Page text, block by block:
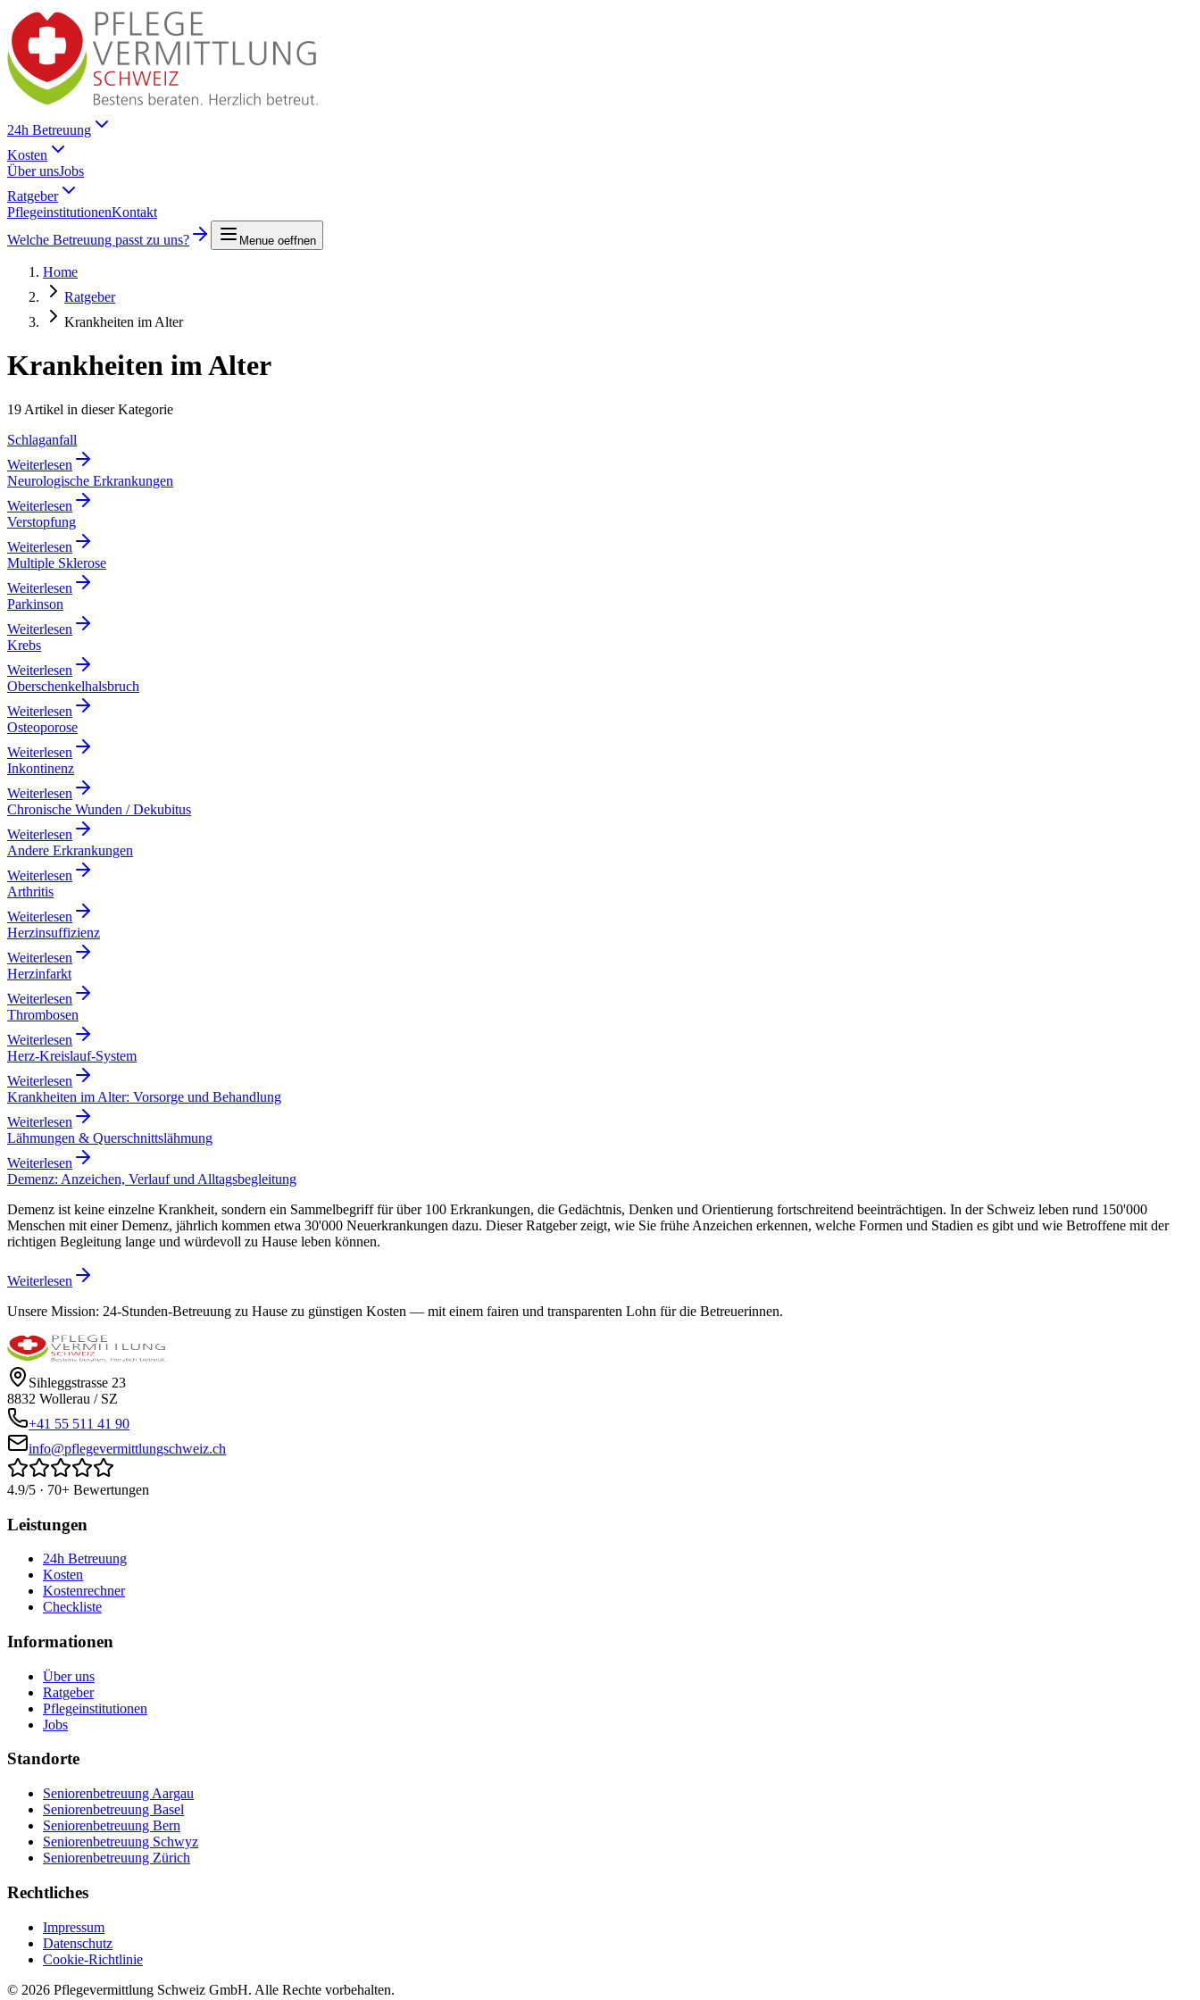
24h Betreuung
Kosten
Über unsJobs
Ratgeber
PflegeinstitutionenKontakt
Welche Betreuung passt zu uns?
Menue oeffnen
Home
Ratgeber
Krankheiten im Alter
Krankheiten im Alter
19 Artikel in dieser Kategorie
Schlaganfall
Weiterlesen
Neurologische Erkrankungen
Weiterlesen
Verstopfung
Weiterlesen
Multiple Sklerose
Weiterlesen
Parkinson
Weiterlesen
Krebs
Weiterlesen
Oberschenkelhalsbruch
Weiterlesen
Osteoporose
Weiterlesen
Inkontinenz
Weiterlesen
Chronische Wunden / Dekubitus
Weiterlesen
Andere Erkrankungen
Weiterlesen
Arthritis
Weiterlesen
Herzinsuffizienz
Weiterlesen
Herzinfarkt
Weiterlesen
Thrombosen
Weiterlesen
Herz-Kreislauf-System
Weiterlesen
Krankheiten im Alter: Vorsorge und Behandlung
Weiterlesen
Lähmungen & Querschnittslähmung
Weiterlesen
Demenz: Anzeichen, Verlauf und Alltagsbegleitung
Demenz ist keine einzelne Krankheit, sondern ein Sammelbegriff für über 100 Erkrankungen, die Gedächtnis, Denken und Orientierung fortschreitend beeinträchtigen. In der Schweiz leben rund 150'000
Menschen mit einer Demenz, jährlich kommen etwa 30'000 Neuerkrankungen dazu. Dieser Ratgeber zeigt, wie Sie frühe Anzeichen erkennen, welche Formen und Stadien es gibt und wie Betroffene mit der
richtigen Begleitung lange und würdevoll zu Hause leben können.
Weiterlesen
Unsere Mission: 24-Stunden-Betreuung zu Hause zu günstigen Kosten — mit einem fairen und transparenten Lohn für die Betreuerinnen.
Sihleggstrasse 23
8832 Wollerau / SZ
+41 55 511 41 90
info@pflegevermittlungschweiz.ch
4.9/5 · 70+ Bewertungen
Leistungen
24h Betreuung
Kosten
Kostenrechner
Checkliste
Informationen
Über uns
Ratgeber
Pflegeinstitutionen
Jobs
Standorte
Seniorenbetreuung Aargau
Seniorenbetreuung Basel
Seniorenbetreuung Bern
Seniorenbetreuung Schwyz
Seniorenbetreuung Zürich
Rechtliches
Impressum
Datenschutz
Cookie-Richtlinie
© 2026 Pflegevermittlung Schweiz GmbH. Alle Rechte vorbehalten.